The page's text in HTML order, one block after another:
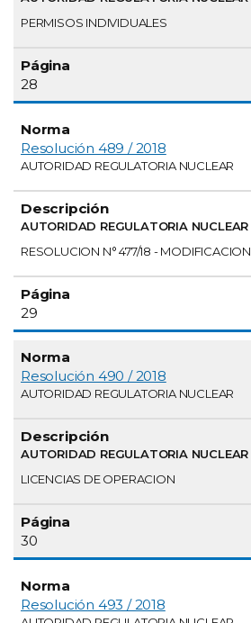
PERMISOS INDIVIDUALES
28
Resolución 489 / 2018
AUTORIDAD REGULATORIA NUCLEAR
AUTORIDAD REGULATORIA NUCLEAR
RESOLUCION N° 477/18 - MODIFICACION
29
Resolución 490 / 2018
AUTORIDAD REGULATORIA NUCLEAR
AUTORIDAD REGULATORIA NUCLEAR
LICENCIAS DE OPERACION
30
Resolución 493 / 2018